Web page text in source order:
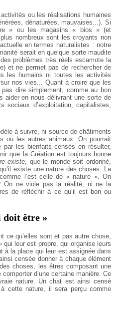
ou les réalisations humaines
dénaturées, mauvaises...). Si
» ou les magasins « bios » (et
nombreux sont les croyants non
en termes naturalistes : notre
serait en quelque sorte maudite
problèmes très réels escamote la
et ne permet pas de rechercher de
les humains ni toutes les activités
nos vies... Quant à croire que les
dire simplement, comme au bon
aider en nous délivrant une sorte de
d’exploitation, capitalistes,
à suivre, ni source de châtiments
ou les autres animaux. On pourrait
les bienfaits censés en résulter,
que la Création est toujours bonne
existe, que le monde soit ordonné,
existe une nature des choses. La
l’est celle de « nature ». On
On ne viole pas la réalité, ni ne la
de réfléchir à ce qu’il est bon ou
doit être »
ce qu’elles sont et pas autre chose,
qui leur est propre, qui organise leurs
à la place qui leur est assignée dans
censée donner à chaque élément
choses, les êtres composant une
comporter d’une certaine manière. Ce
nature. Un chat est ainsi censé
cette nature, il sera perçu comme